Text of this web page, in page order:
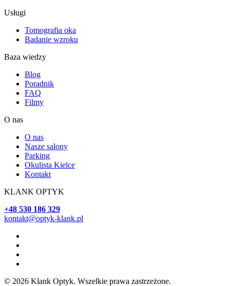
Usługi
Tomografia oka
Badanie wzroku
Baza wiedzy
Blog
Poradnik
FAQ
Filmy
O nas
O nas
Nasze salony
Parking
Okulista Kielce
Kontakt
KLANK OPTYK
+48 530 186 329
kontakt@optyk-klank.pl
© 2026 Klank Optyk. Wszelkie prawa zastrzeżone.